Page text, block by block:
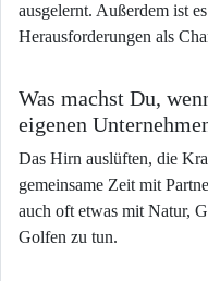
ausgelernt. Außerdem ist
Herausforderungen als
Was machst Du,
eigenen
Das Hirn auslüften, die
gemeinsame Zeit mit
auch oft etwas mit Natur,
Golfen zu tun.